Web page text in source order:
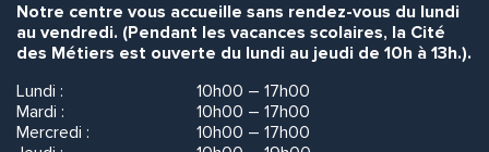
Notre centre vous accueille sans rendez-vous du lundi
au vendredi. (Pendant les vacances scolaires, la Cité
des Métiers est ouverte du lundi au jeudi de 10h à 13h.).
Lundi :
10h00 – 17h00
Mardi :
10h00 – 17h00
Mercredi :
10h00 – 17h00